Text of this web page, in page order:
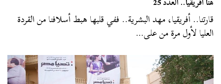
قارتنا.. أفريقيا، مهد البشرية.. ففي قلبها هبط أسلافنا من القردة
العليا لأول مرة من على…